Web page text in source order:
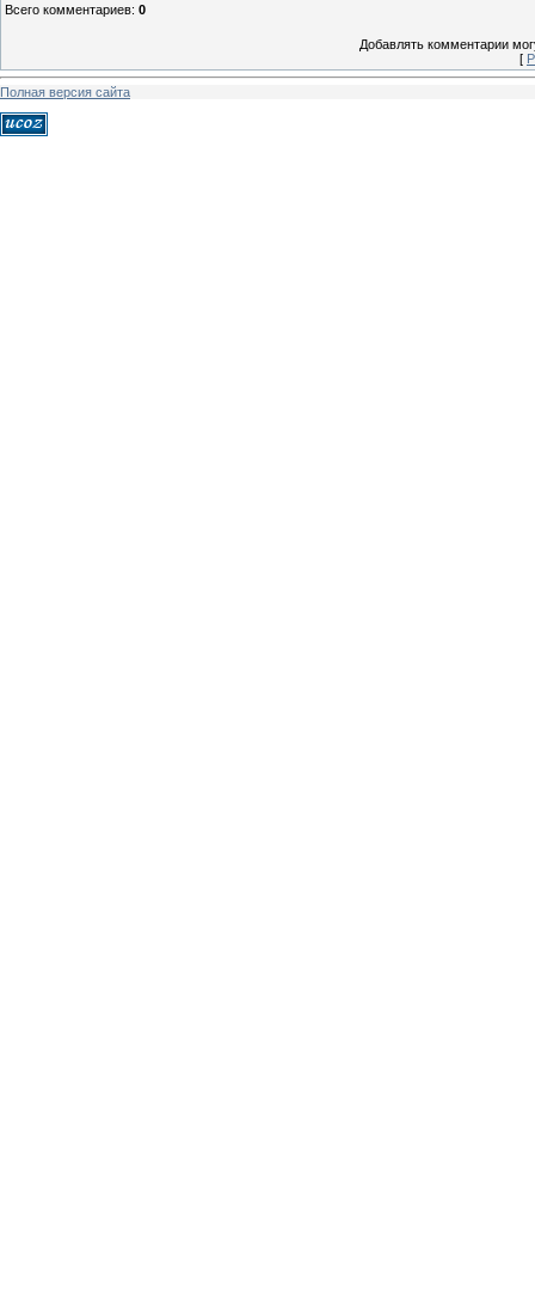
Всего комментариев: 0
Добавлять комментарии
[
Полная версия сайта